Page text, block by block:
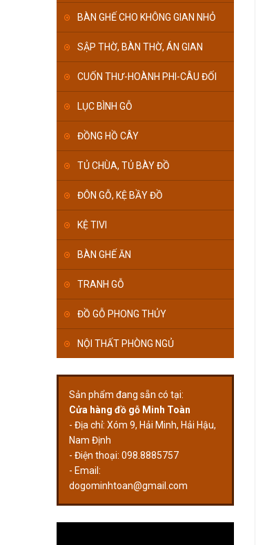
BÀN GHẾ CHO KHÔNG GIAN NHỎ
SẬP THỜ, BÀN THỜ, ÁN GIAN
CUỐN THƯ-HOÀNH PHI-CÂU ĐỐI
LỤC BÌNH GỖ
ĐỒNG HỒ CÂY
TỦ CHÙA, TỦ BÀY ĐỒ
ĐÔN GỖ, KỆ BẦY ĐỒ
KỆ TIVI
BÀN GHẾ ĂN
TRANH GỖ
ĐỒ GỖ PHONG THỦY
NỘI THẤT PHÒNG NGỦ
Sản phẩm đang sẵn có tại:
Cửa hàng đồ gỗ Minh Toàn
- Địa chỉ: Xóm 9, Hải Minh, Hải Hậu,
Nam Định
- Điện thoại: 098.8885757
- Email:
dogominhtoan@gmail.com